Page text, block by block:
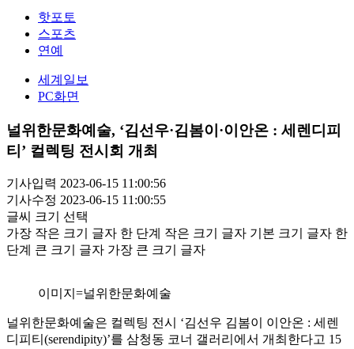
핫포토
스포츠
연예
세계일보
PC화면
널위한문화예술, ‘김선우·김봄이·이안온 : 세렌디피
티’ 컬렉팅 전시회 개최
기사입력 2023-06-15 11:00:56
기사수정 2023-06-15 11:00:55
글씨 크기 선택
가장 작은 크기 글자 한 단계 작은 크기 글자 기본 크기 글자 한
단계 큰 크기 글자 가장 큰 크기 글자
이미지=널위한문화예술
널위한문화예술은 컬렉팅 전시 ‘김선우 김봄이 이안온 : 세렌
디피티(serendipity)’를 삼청동 코너 갤러리에서 개최한다고 15